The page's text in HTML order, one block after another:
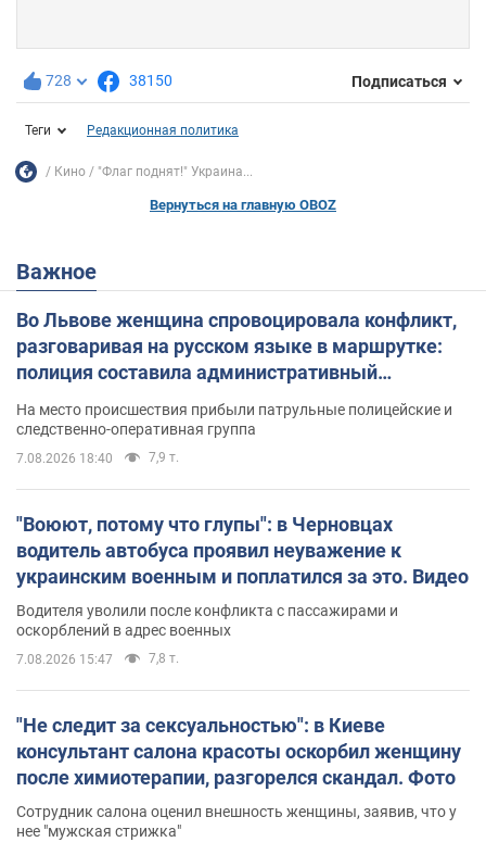
728 38150 Подписаться
Теги Редакционная политика
Кино "Флаг поднят!" Украина...
Вернуться на главную OBOZ
Важное
Во Львове женщина спровоцировала конфликт,
разговаривая на русском языке в маршрутке:
полиция составила административный
На место происшествия прибыли патрульные полицейские и
следственно-оперативная группа
7.08.2026 18:40 7,9 т.
"Воюют, потому что глупы": в Черновцах
водитель автобуса проявил неуважение к
украинским военным и поплатился за это. Видео
Водителя уволили после конфликта с пассажирами и
оскорблений в адрес военных
7.08.2026 15:47 7,8 т.
"Не следит за сексуальностью": в Киеве
консультант салона красоты оскорбил женщину
после химиотерапии, разгорелся скандал. Фото
Сотрудник салона оценил внешность женщины, заявив, что у
нее "мужская стрижка"